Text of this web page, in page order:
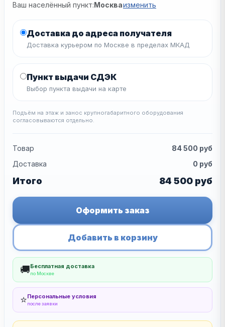
Ваш населённый пункт:Москваизменить
Доставка до адреса получателя
Доставка курьером по Москве в пределах МКАД
Пункт выдачи СДЭК
Выбор пункта выдачи на карте
Подъём на этаж и занос крупногабаритного оборудования
согласовываются отдельно.
Товар 84 500 руб
Доставка
0 руб
Итого 84 500 руб
Оформить заказ
Добавить в корзину
🚚Бесплатная доставка
по Москве
⭐Персональные условия
после заявки